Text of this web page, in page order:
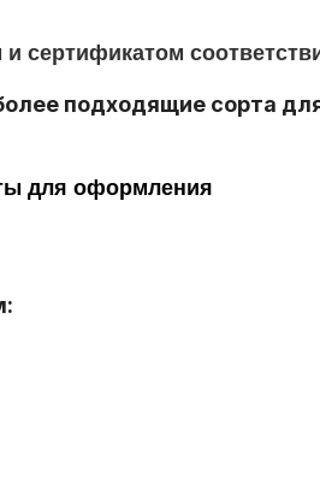
сертификатом
подходящие сорта
для оформления